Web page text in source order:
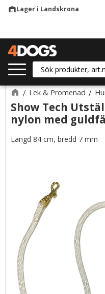
warehouseLager i Landskrona
Lek & Promenad
Show Tech
nylon med
Längd 84 cm, bredd 7 mm